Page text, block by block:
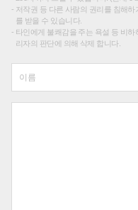
저작권 등 다른 사람의 권리를 침해
를 받을 수 있습니다.
타인에게 불쾌감을 주는 욕설 등 비
리자의 판단에 의해 삭제 합니다.